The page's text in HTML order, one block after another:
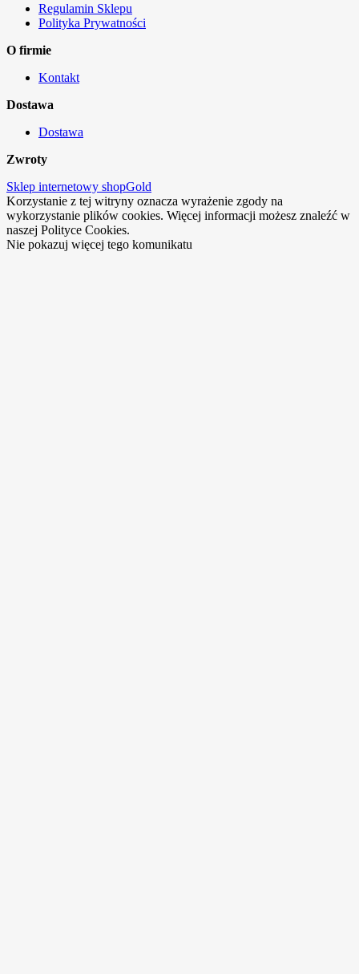
Regulamin Sklepu
Polityka Prywatności
O firmie
Kontakt
Dostawa
Dostawa
Zwroty
Sklep internetowy shopGold
Korzystanie z tej witryny oznacza wyrażenie zgody na
wykorzystanie plików cookies. Więcej informacji możesz znaleźć w
naszej Polityce Cookies.
Nie pokazuj więcej tego komunikatu